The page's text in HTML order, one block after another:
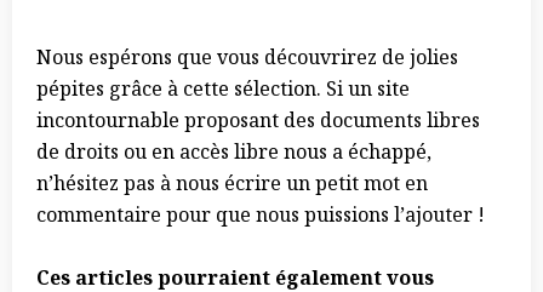
Nous espérons que vous découvrirez de jolies
pépites grâce à cette sélection. Si un site
incontournable proposant des documents libres
de droits ou en accès libre nous a échappé,
n’hésitez pas à nous écrire un petit mot en
commentaire pour que nous puissions l’ajouter !
Ces articles pourraient également vous